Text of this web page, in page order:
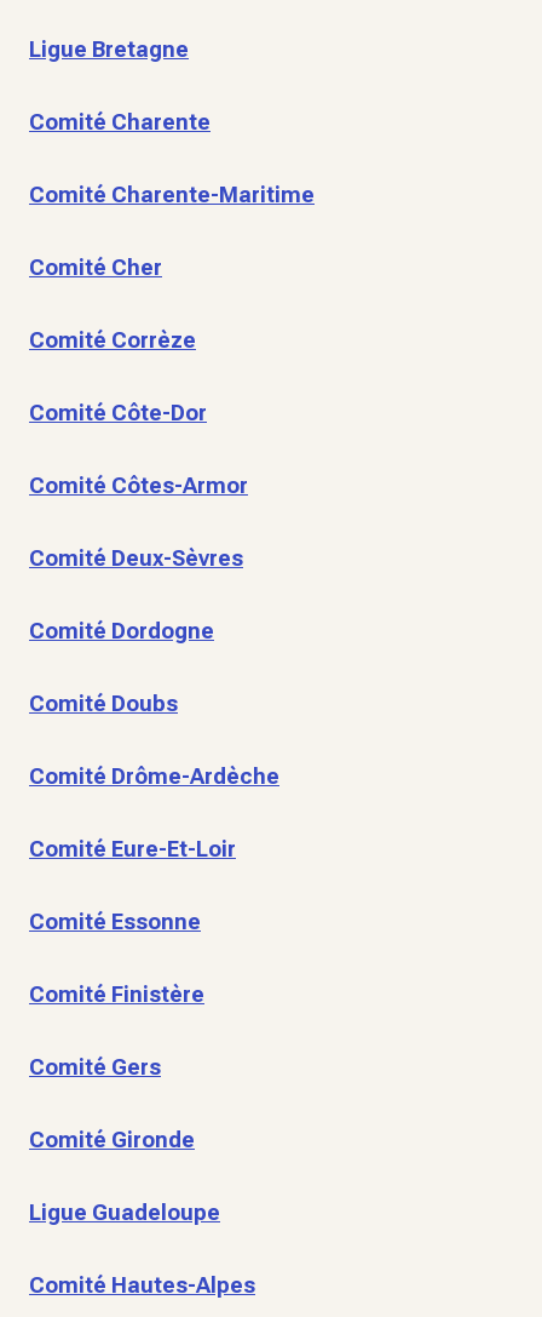
Ligue Bretagne
Comité Charente
Comité Charente-Maritime
Comité Cher
Comité Corrèze
Comité Côte-Dor
Comité Côtes-Armor
Comité Deux-Sèvres
Comité Dordogne
Comité Doubs
Comité Drôme-Ardèche
Comité Eure-Et-Loir
Comité Essonne
Comité Finistère
Comité Gers
Comité Gironde
Ligue Guadeloupe
Comité Hautes-Alpes